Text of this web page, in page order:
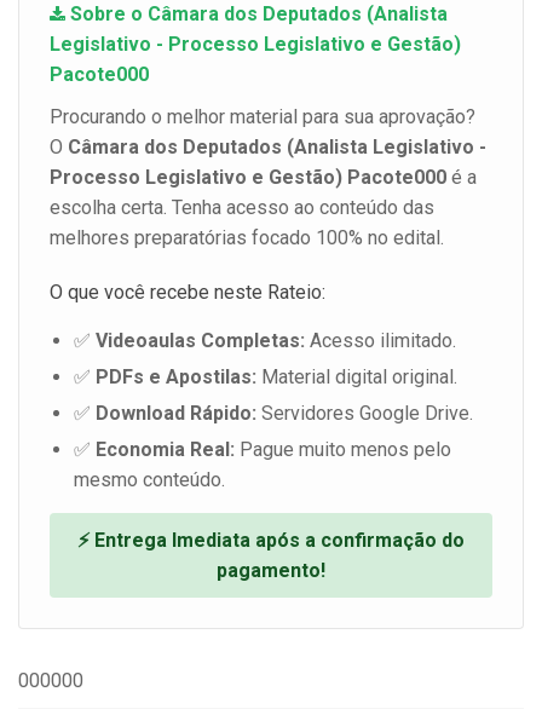
Sobre o Câmara dos Deputados (Analista
Legislativo - Processo Legislativo e Gestão)
Pacote000
Procurando o melhor material para sua aprovação?
O Câmara dos Deputados (Analista Legislativo -
Processo Legislativo e Gestão) Pacote000 é a
escolha certa. Tenha acesso ao conteúdo das
melhores preparatórias focado 100% no edital.
O que você recebe neste Rateio:
✅ Videoaulas Completas: Acesso ilimitado.
✅ PDFs e Apostilas: Material digital original.
✅ Download Rápido: Servidores Google Drive.
✅ Economia Real: Pague muito menos pelo
mesmo conteúdo.
⚡ Entrega Imediata após a confirmação do
pagamento!
000000